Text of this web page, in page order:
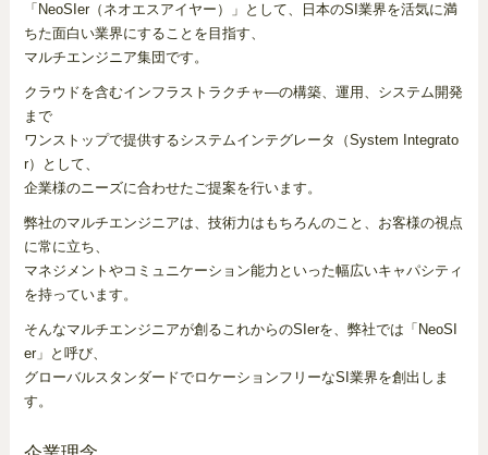
「NeoSIer（ネオエスアイヤー）」として、日本のSI業界を活気に満
ちた面白い業界にすることを目指す、
マルチエンジニア集団です。
クラウドを含むインフラストラクチャ―の構築、運用、システム開発
まで
ワンストップで提供するシステムインテグレータ（System Integrato
r）として、
企業様のニーズに合わせたご提案を行います。
弊社のマルチエンジニアは、技術力はもちろんのこと、お客様の視点
に常に立ち、
マネジメントやコミュニケーション能力といった幅広いキャパシティ
を持っています。
そんなマルチエンジニアが創るこれからのSIerを、弊社では「NeoSI
er」と呼び、
グローバルスタンダードでロケーションフリーなSI業界を創出しま
す。